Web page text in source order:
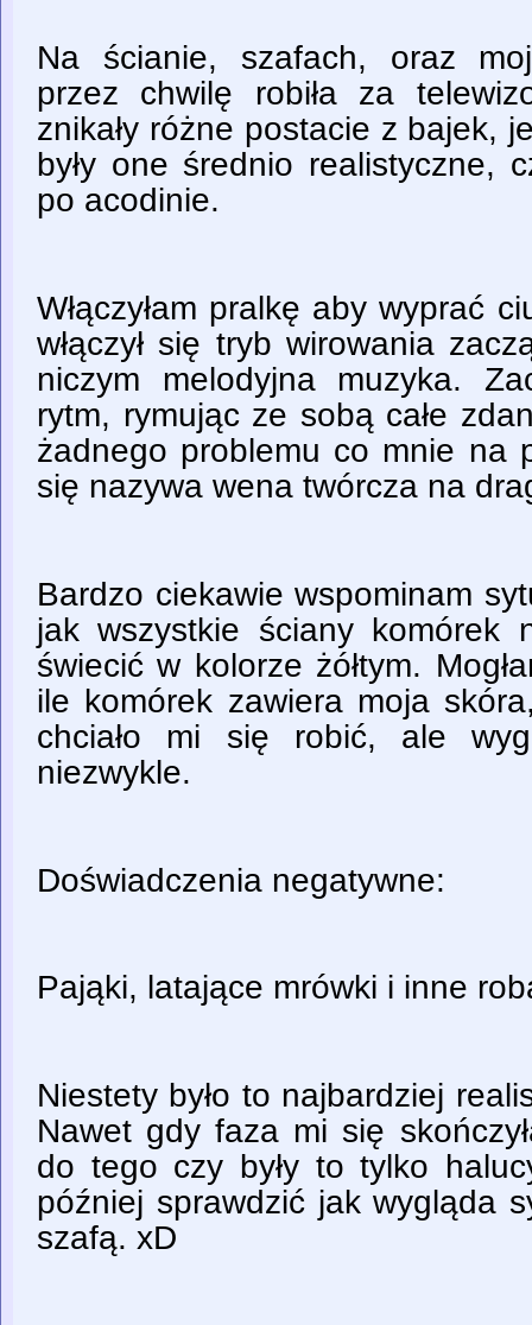
Na ścianie, szafach, oraz
przez chwilę robiła za
znikały różne postacie z bajek,
były one średnio realistyczne,
po acodinie.
Włączyłam pralkę aby wyprać
włączył się tryb wirowania
niczym melodyjna muzyka.
rytm, rymując ze sobą całe
żadnego problemu co mnie na
się nazywa wena twórcza na
Bardzo ciekawie wspominam
jak wszystkie ściany komórek
świecić w kolorze żółtym.
ile komórek zawiera moja
chciało mi się robić, ale
niezwykle.
Doświadczenia negatywne:
Pająki, latające mrówki i inne
Niestety było to najbardziej
Nawet gdy faza mi się
do tego czy były to tylko
później sprawdzić jak wygląda
szafą. xD